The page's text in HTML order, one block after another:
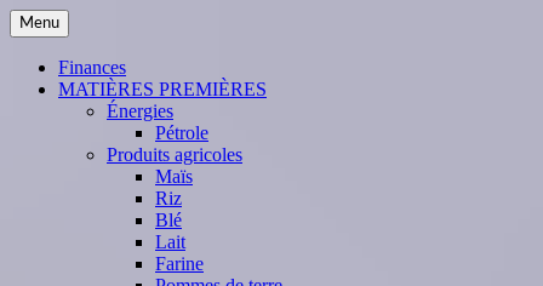
Skip
to
content
Menu
Finances
MATIÈRES PREMIÈRES
Énergies
Pétrole
Produits agricoles
Maïs
Riz
Blé
Lait
Farine